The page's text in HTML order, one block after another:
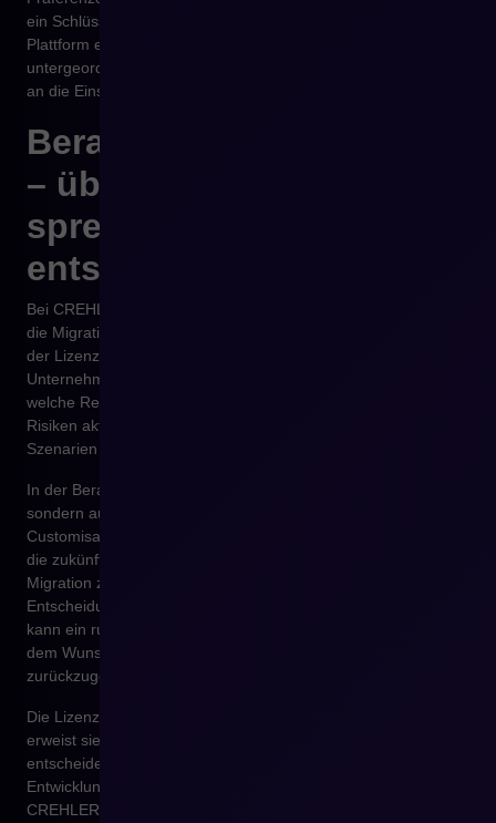
ein Schlüsselelement des Business kontrolliert. Ob die
Plattform ein Tool ist, das der Unternehmensstrategie
untergeordnet ist, oder ob das Unternehmen seine Strategie
an die Einschränkungen der Technologie anpassen muss.
Beratungen mit CREHLER
– über Lizenzen
sprechen, bevor Druck
entsteht
Bei CREHLER führen wir immer häufiger Gespräche, die nicht
die Migration hier und jetzt betreffen, sondern das Verständnis
der Lizenzfolgen über die nächsten Jahre. Für viele
Unternehmen wird es entscheidend, Wissen zu ordnen –
welche Rechte an der Technologie sie heute haben, welche
Risiken aktuelle Lizenzen mit sich bringen und welche
Szenarien realistisch verfügbar bleiben.
In der Beratung analysieren wir nicht nur die Plattform,
sondern auch die Art der Modulnutzung, den Umfang von
Customisations und den potenziellen Einfluss der Lizenz auf
die zukünftige Unternehmensbewertung. Im Kontext einer
Migration zu Shopware ist entscheidend, dass die
Entscheidung keine Reaktion auf eine Krise sein muss. Sie
kann ein ruhiger, geplanter Schritt sein, der aus Strategie und
dem Wunsch entsteht, Kontrolle über Technologie
zurückzugewinnen.
Die Lizenz ist selten Thema des ersten Meetings. Sehr oft
erweist sie sich jedoch als der Faktor, der langfristig darüber
entscheidet, ob E-Commerce ein flexibles Asset bleibt oder zur
Entwicklungsbremse wird. Eine kostenlose Beratung mit den
CREHLER Experten ermöglicht es, diesen Aspekt zu